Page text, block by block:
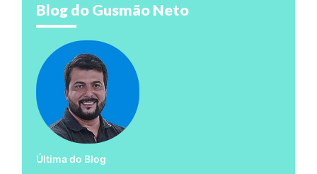
Blog do Gusmão Neto
Última do Blog